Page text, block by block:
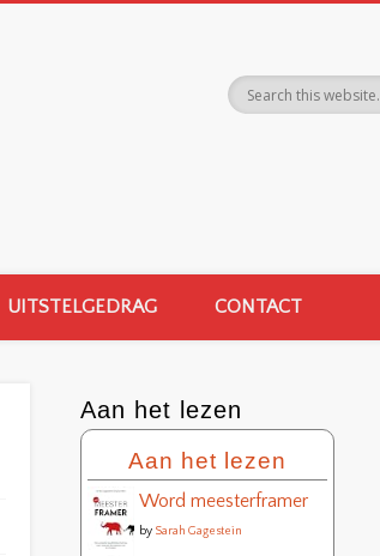
UITSTELGEDRAG CONTACT
Aan het lezen
Aan het lezen
Word meesterframer
by Sarah Gagestein